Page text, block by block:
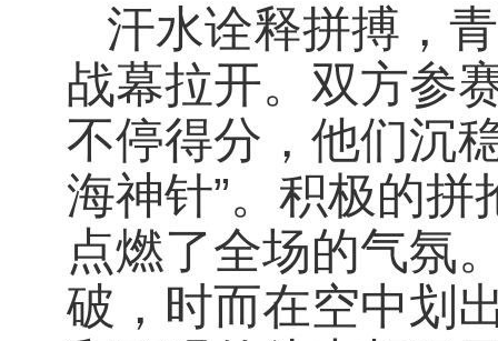
汗水诠释拼搏，
战幕拉开。双方参
不停得分，他们沉
海神针”。积极的
点燃了全场的气氛
破，时而在空中划